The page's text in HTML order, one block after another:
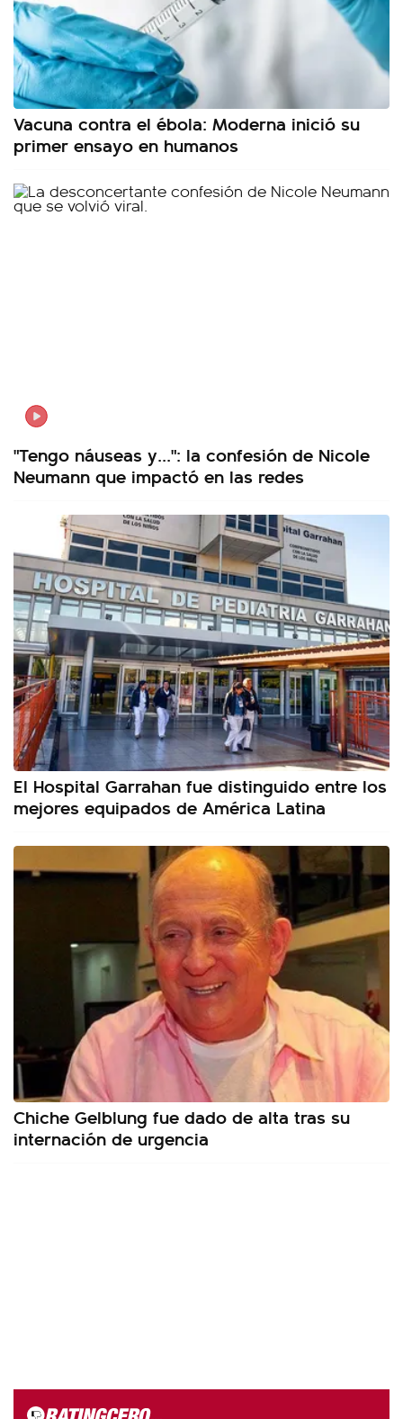
Vacuna contra el ébola: Moderna inició su
primer ensayo en humanos
"Tengo náuseas y...": la confesión de Nicole
Neumann que impactó en las redes
El Hospital Garrahan fue distinguido entre los
mejores equipados de América Latina
Chiche Gelblung fue dado de alta tras su
internación de urgencia